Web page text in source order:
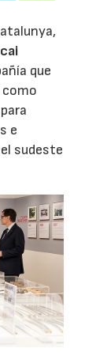
que
como
e
sudeste